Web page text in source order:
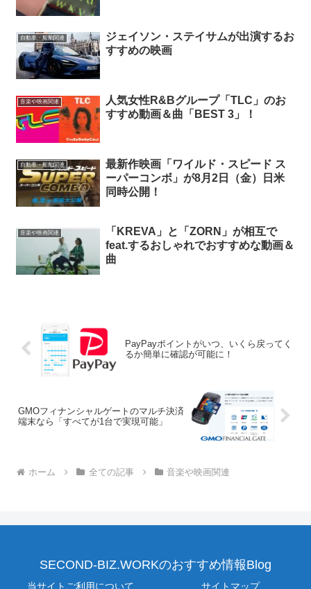
自動車・船舶関連
ジェイソン・ステイサムが出演するお
すすめの映画
音楽や映画関連
人気女性R&Bグループ「TLC」のお
すすめ動画＆曲「BEST 3」！
自動車・船舶関連
最新作映画「ワイルド・スピード ス
ーパーコンボ」が8月2日（金）日米
同時公開！
音楽や映画関連
「KREVA」と「ZORN」が相互で
feat.するおしゃれでおすすめな動画＆
曲
PayPayポイントがいつ、いくら戻ってく
るか簡単に確認が可能に！
GMOフィナンシャルゲートのマルチ決済
端末なら「すべてが1台で実現可能」
ホーム 全ての記事 音楽や映画関連
SECOND-BIZ.WORKのおすすめ情報Blog
当サイトご利用について サイトマップ